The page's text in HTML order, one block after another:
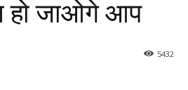
हो जाओगे आप
5432